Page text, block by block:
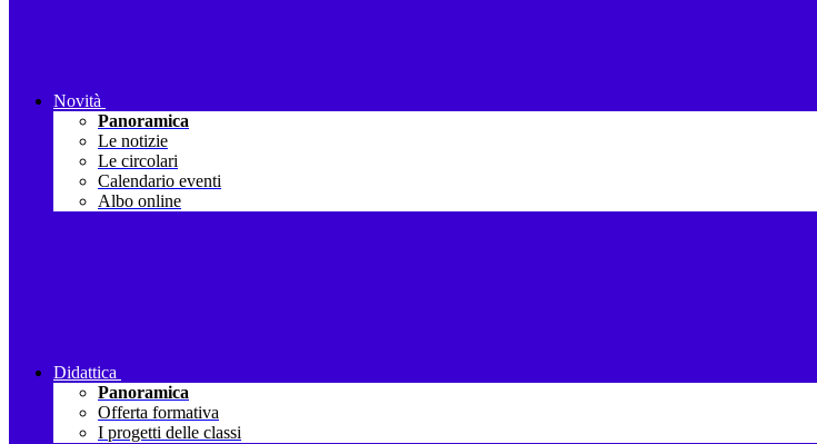
Novità
Panoramica
Le notizie
Le circolari
Calendario eventi
Albo online
Didattica
Panoramica
Offerta formativa
I progetti delle classi